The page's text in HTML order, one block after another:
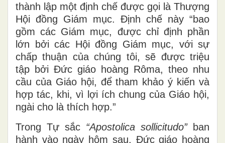
thành lập một định chế được gọi là Thượng
Hội đồng Giám mục. Định chế này “bao
gồm các Giám mục, được chỉ định phần
lớn bởi các Hội đồng Giám mục, với sự
chấp thuận của chúng tôi, sẽ được triệu
tập bởi Đức giáo hoàng Rôma, theo nhu
cầu của Giáo hội, để tham khảo ý kiến và
hợp tác, khi, vì lợi ích chung của Giáo hội,
ngài cho là thích hợp.”
Trong Tự sắc “Apostolica sollicitudo”ban
hành vào ngày hôm sau, Đức giáo hoàng